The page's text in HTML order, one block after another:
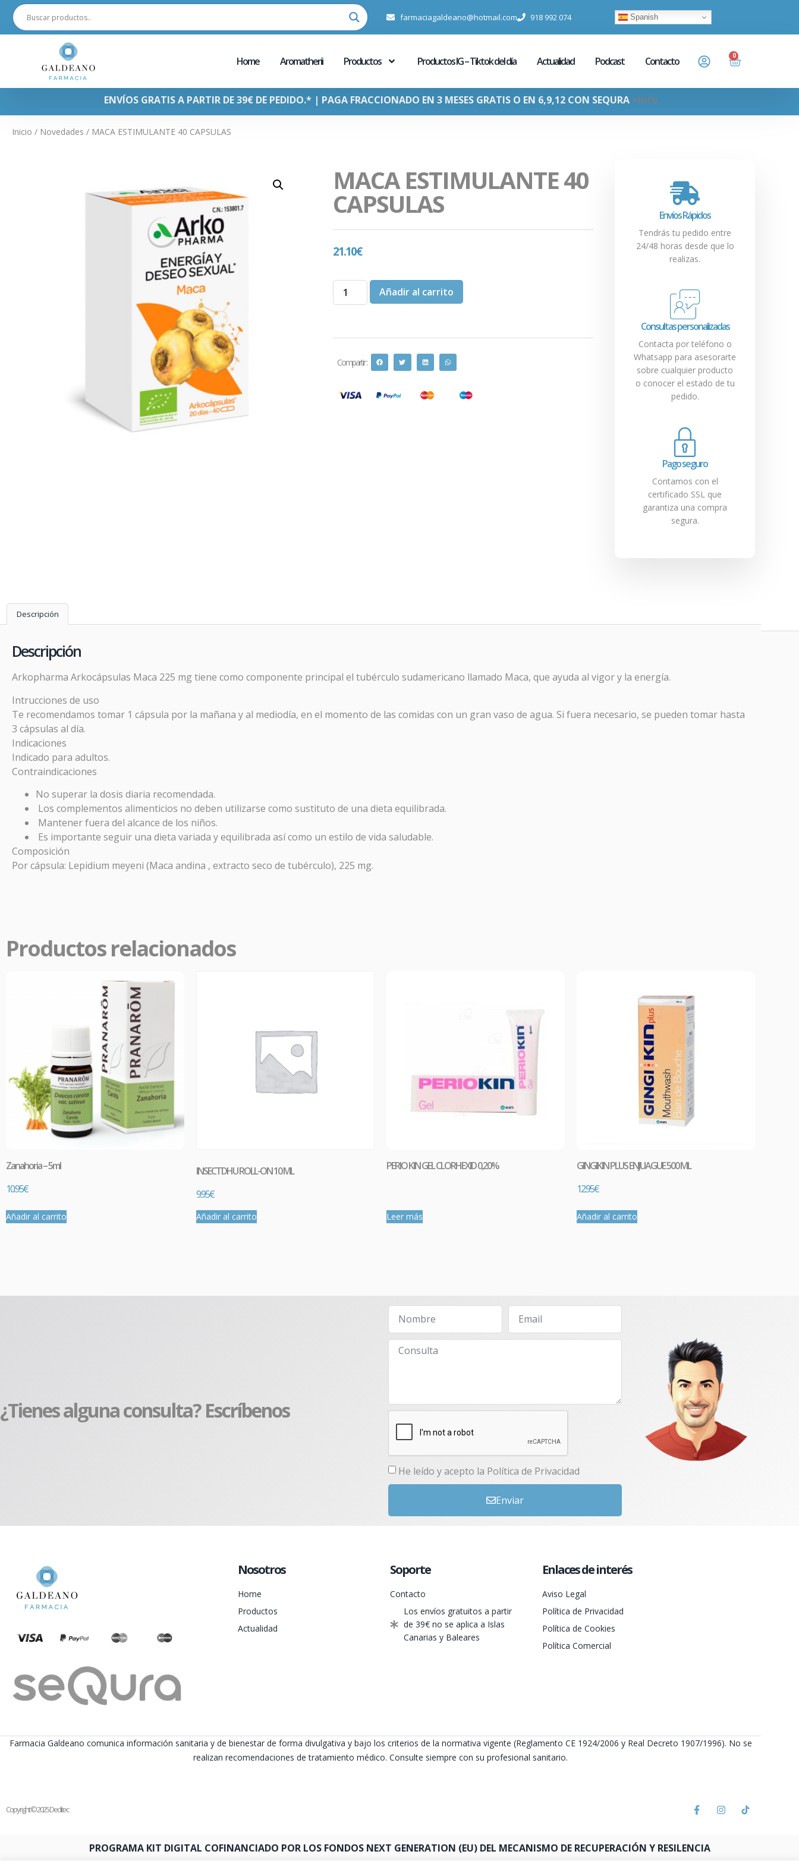
farmaciagaldeano@hotmail.com 918 992 074 Spanish
Home Aromatherii Productos Productos IG – Tiktok del día Actualidad Podcast Contacto 0
ENVÍOS GRATIS A PARTIR DE 39€ DE PEDIDO.* | PAGA FRACCIONADO EN 3 MESES GRATIS O EN 6,9,12 CON SEQURA +info
Inicio / Novedades / MACA ESTIMULANTE 40 CAPSULAS
MACA ESTIMULANTE 40
CAPSULAS
21.10€
Añadir al carrito
Compartir :
Envíos Rápidos
Tendrás tu pedido entre
24/48 horas desde que lo
realizas.
Consultas personalizadas
Contacta por teléfono o
Whatsapp para asesorarte
sobre cualquier producto
o conocer el estado de tu
pedido.
Pago seguro
Contamos con el
certificado SSL que
garantiza una compra
segura.
Descripción
Descripción
Arkopharma Arkocápsulas Maca 225 mg tiene como componente principal el tubérculo sudamericano llamado Maca, que ayuda al vigor y la energía.
Intrucciones de uso
Te recomendamos tomar 1 cápsula por la mañana y al mediodía, en el momento de las comidas con un gran vaso de agua. Si fuera necesario, se pueden tomar hasta
3 cápsulas al día.
Indicaciones
Indicado para adultos.
Contraindicaciones
No superar la dosis diaria recomendada.
Los complementos alimenticios no deben utilizarse como sustituto de una dieta equilibrada.
Mantener fuera del alcance de los niños.
Es importante seguir una dieta variada y equilibrada así como un estilo de vida saludable.
Composición
Por cápsula: Lepidium meyeni (Maca andina , extracto seco de tubérculo), 225 mg.
Productos relacionados
Zanahoria – 5ml
10.95€
Añadir al carrito
INSECTDHU ROLL-ON 10 ML
9.95€
Añadir al carrito
PERIO KIN GEL CLORHEXID 0,20%
Leer más
GINGIKIN PLUS ENJUAGUE 500 ML
12.95€
Añadir al carrito
¿Tienes alguna consulta? Escríbenos
He leído y acepto la Política de Privacidad
Enviar
Nosotros
Home
Productos
Actualidad
Soporte
Contacto
Los envíos gratuitos a partir
de 39€ no se aplica a Islas
Canarias y Baleares
Enlaces de interés
Aviso Legal
Política de Privacidad
Política de Cookies
Política Comercial
Farmacia Galdeano comunica información sanitaria y de bienestar de forma divulgativa y bajo los criterios de la normativa vigente (Reglamento CE 1924/2006 y Real Decreto 1907/1996). No se
realizan recomendaciones de tratamiento médico. Consulte siempre con su profesional sanitario.
Copyright © 2025 Deditec
PROGRAMA KIT DIGITAL COFINANCIADO POR LOS FONDOS NEXT GENERATION (EU) DEL MECANISMO DE RECUPERACIÓN Y RESILENCIA
PROTOCOLO RESACA
aliviar la sintomatología asociada a la resaca y a las comidas copiosas.